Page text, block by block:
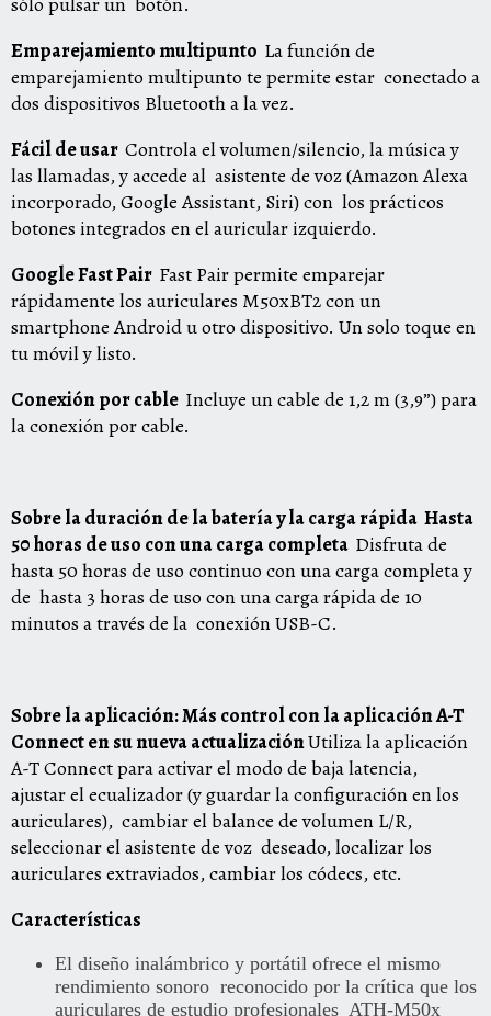
Emparejamiento multipunto La función de
emparejamiento multipunto te permite estar conectado a
dos dispositivos Bluetooth a la vez.
Fácil de usar Controla el volumen/silencio, la música y
las llamadas, y accede al asistente de voz (Amazon Alexa
incorporado, Google Assistant, Siri) con los prácticos
botones integrados en el auricular izquierdo.
Google Fast Pair Fast Pair permite emparejar
rápidamente los auriculares M50xBT2 con un
smartphone Android u otro dispositivo. Un solo toque en
tu móvil y listo.
Conexión por cable Incluye un cable de 1,2 m (3,9”) para
la conexión por cable.
Sobre la duración de la batería y la carga rápida Hasta
50 horas de uso con una carga completa Disfruta de
hasta 50 horas de uso continuo con una carga completa y
de hasta 3 horas de uso con una carga rápida de 10
minutos a través de la conexión USB-C.
Sobre la aplicación:Más control con la aplicación A-T
Connect en su nueva actualizaciónUtiliza la aplicación
A-T Connect para activar el modo de baja latencia,
ajustar el ecualizador (y guardar la configuración en los
auriculares), cambiar el balance de volumen L/R,
seleccionar el asistente de voz deseado, localizar los
auriculares extraviados, cambiar los códecs, etc.
Características
El diseño inalámbrico y portátil ofrece el mismo
rendimiento sonoro reconocido por la crítica que los
auriculares de estudio profesionales ATH-M50x